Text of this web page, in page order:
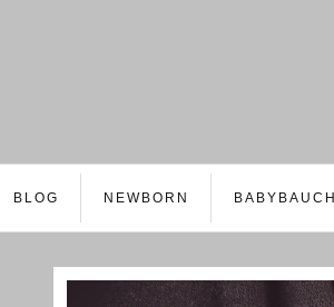
BLOG NEWBORN BABYBAUCH